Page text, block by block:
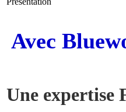
Avec
Une expertise